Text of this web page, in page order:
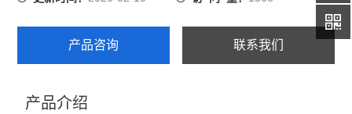
伯乐CFX Duet荧光定量PCR
伯乐CFX Opus Deepwell
赛默飞QuantStudio1 PCR
产品咨询 联系我们
产品介绍